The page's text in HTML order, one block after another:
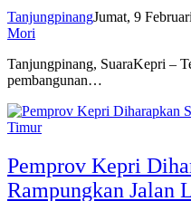
TanjungpinangJumat, 9
Mori
Tanjungpinang, SuaraKepri –
pembangunan…
Pemprov Kepri
Rampungkan Jalan